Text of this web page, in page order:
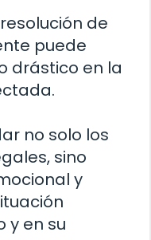
de
puede
drástico en la
no solo los
sino
y
y en su